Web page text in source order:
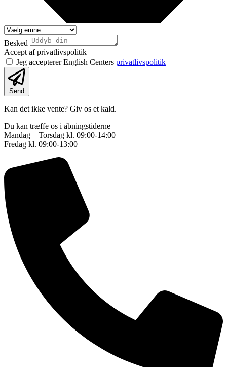
Besked
Accept af privatlivspolitik
Jeg accepterer English Centers privatlivspolitik
Send
Kan det ikke vente? Giv os et kald.
Du kan træffe os i åbningstiderne
Mandag – Torsdag kl. 09:00-14:00
Fredag kl. 09:00-13:00